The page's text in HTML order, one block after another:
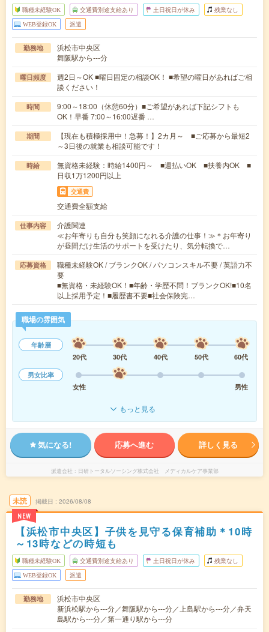
職種未経験OK 交通費別途支給あり 土日祝日が休み 残業なし
WEB登録OK 派遣
勤務地
浜松市中央区
舞阪駅から---分
曜日頻度
週2日～OK ■曜日固定の相談OK！ ■希望の曜日があればご相
談ください！
時間
9:00～18:00（休憩60分）■ご希望があれば下記シフトも
OK！早番 7:00～16:00遅番 …
期間
【現在も積極採用中！急募！】2カ月～ ■ご応募から最短2
～3日後の就業も相談可能です！
時給
無資格未経験：時給1400円～ ■週払いOK ■扶養内OK ■
日収1万1200円以上
交通費
交通費全額支給
仕事内容
介護関連
≪お年寄りも自分も笑顔になれる介護の仕事！≫＊お年寄り
が昼間だけ生活のサポートを受けたり、気分転換で…
応募資格
職種未経験OK / ブランクOK / パソコンスキル不要 / 英語力不
要
■無資格・未経験OK！■年齢・学歴不問！ブランクOK!■10名
以上採用予定！■履歴書不要■社会保険完…
職場の雰囲気
年齢層
20代
30代 40代 50代
60代
男女比率
女性
男性
もっと見る
気になる! 応募へ進む 詳しく見る
派遣会社 日研トータルソーシング株式会社 メディカルケア事業部
未読
NEW
掲載日 2026/08/08
【浜松市中央区】子供を見守る保育補助＊10時
～13時などの時短も
職種未経験OK 交通費別途支給あり 土日祝日が休み 残業なし
WEB登録OK 派遣
勤務地
浜松市中央区
新浜松駅から---分／舞阪駅から---分／上島駅から---分／弁天
島駅から---分／第一通り駅から---分